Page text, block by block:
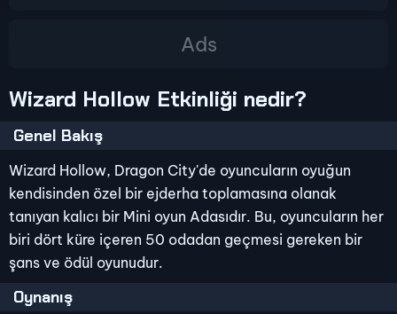
Wizard Hollow Etkinliği nedir?
Genel Bakış
Wizard Hollow, Dragon City'de oyuncuların oyuğun
kendisinden özel bir ejderha toplamasına olanak
tanıyan kalıcı bir Mini oyun Adasıdır. Bu, oyuncuların her
biri dört küre içeren 50 odadan geçmesi gereken bir
şans ve ödül oyunudur.
Oynanış